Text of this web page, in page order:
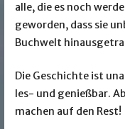
alle, die es noch
geworden, dass sie
Buchwelt
Die Geschichte ist
les- und genießbar.
machen auf den Rest!